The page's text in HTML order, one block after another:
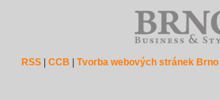
RSS |CCB |Tvorba webových stránek Brno